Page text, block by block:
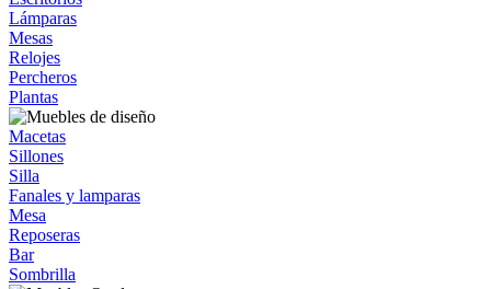
Lámparas
Mesas
Relojes
Percheros
Plantas
Macetas
Sillones
Silla
Fanales y lamparas
Mesa
Reposeras
Bar
Sombrilla